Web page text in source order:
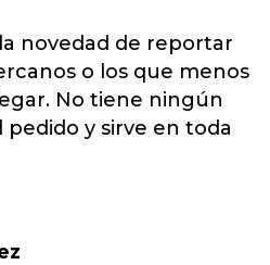
novedad de reportar
o los que menos
No tiene ningún
y sirve en toda